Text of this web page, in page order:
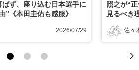
ず、座り込む日本選手に
”《本田圭佑も感服》
2026/07/29
照之が“
見るべき
佐々